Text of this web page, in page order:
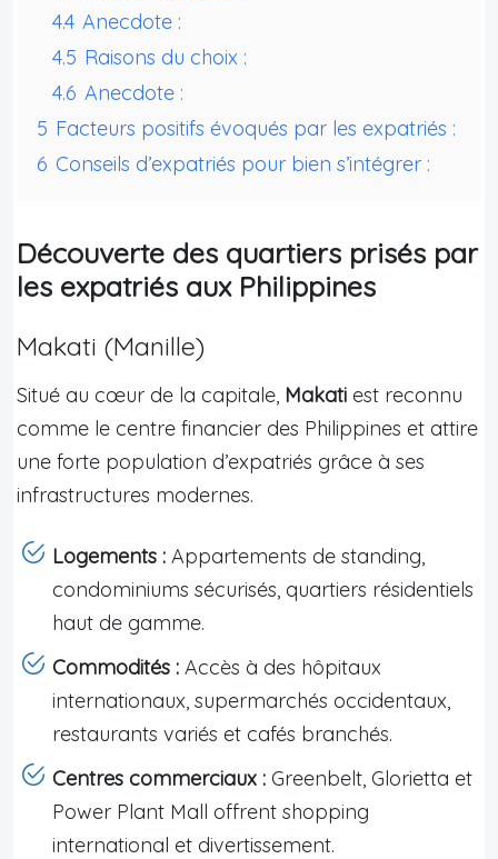
4.4 Anecdote :
4.5 Raisons du choix :
4.6 Anecdote :
5 Facteurs positifs évoqués par les expatriés :
6 Conseils d’expatriés pour bien s’intégrer :
Découverte des quartiers prisés par
les expatriés aux Philippines
Makati (Manille)
Situé au cœur de la capitale, Makati est reconnu
comme le centre financier des Philippines et attire
une forte population d’expatriés grâce à ses
infrastructures modernes.
Logements : Appartements de standing,
condominiums sécurisés, quartiers résidentiels
haut de gamme.
Commodités : Accès à des hôpitaux
internationaux, supermarchés occidentaux,
restaurants variés et cafés branchés.
Centres commerciaux : Greenbelt, Glorietta et
Power Plant Mall offrent shopping
international et divertissement.